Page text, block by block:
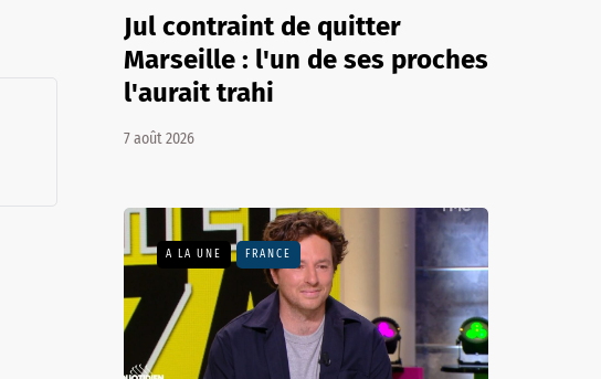
Jul contraint de quitter
Marseille : l'un de ses proches
l'aurait trahi
7 août 2026
A LA UNE FRANCE